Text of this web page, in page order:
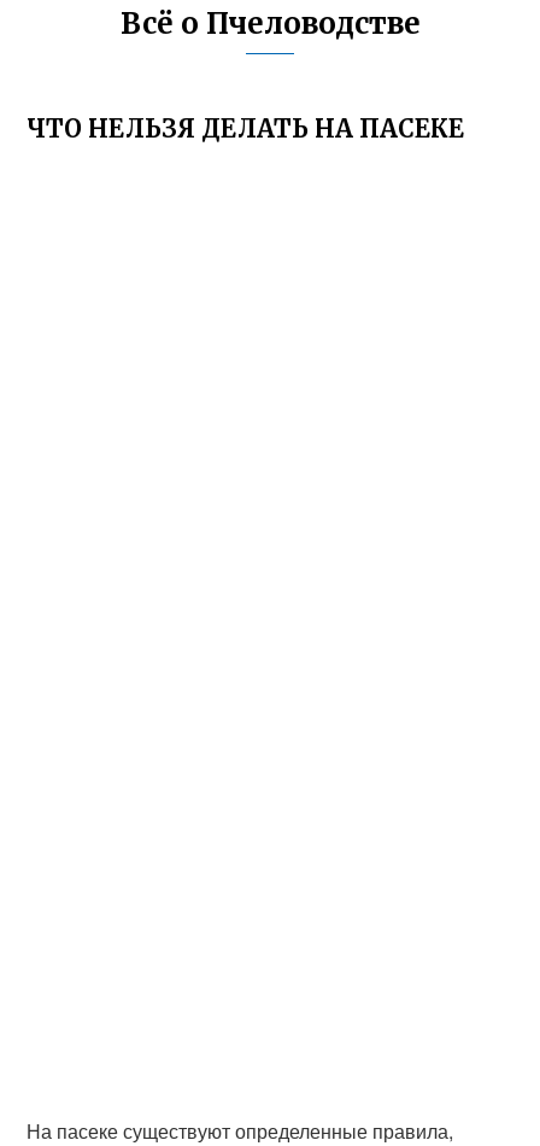
Всё о Пчеловодстве
ЧТО НЕЛЬЗЯ ДЕЛАТЬ НА ПАСЕКЕ
На пасеке существуют определенные правила,